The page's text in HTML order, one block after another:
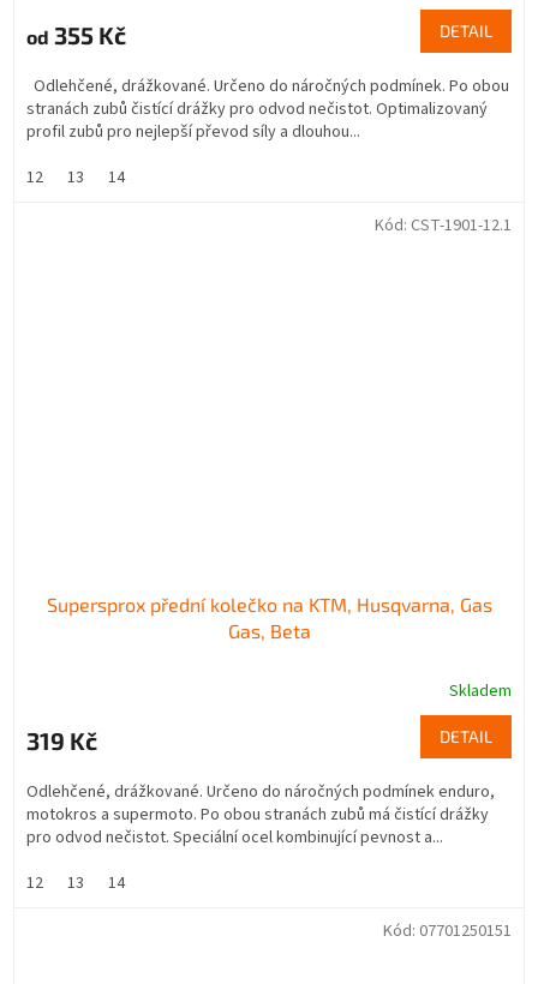
od 355 Kč DETAIL
Odlehčené, drážkované. Určeno do náročných podmínek. Po obou
stranách zubů čistící drážky pro odvod nečistot. Optimalizovaný
profil zubů pro nejlepší převod síly a dlouhou...
12
13 14
Supersprox přední kolečko na KTM, Husqvarna, Gas
Gas, Beta
Skladem
319 Kč DETAIL
Odlehčené, drážkované. Určeno do náročných podmínek enduro,
motokros a supermoto. Po obou stranách zubů má čistící drážky
pro odvod nečistot. Speciální ocel kombinující pevnost a...
12
13 14
Kód: CST-1901-12.1
Kód: 07701250151